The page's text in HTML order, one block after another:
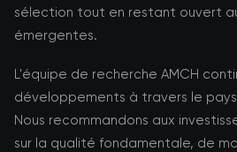
sélection tout en restant ouvert
émergentes.
L'équipe de recherche AMCH
développements à travers le
Nous recommandons aux
sur la qualité fondamentale, de